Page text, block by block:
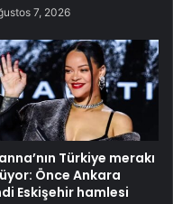
7, 2026
Türkiye merakı
Önce Ankara
Eskişehir hamlesi